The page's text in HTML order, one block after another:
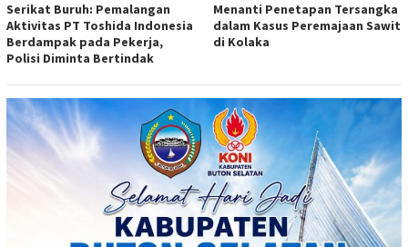
Serikat Buruh: Pemalangan
Aktivitas PT Toshida Indonesia
Berdampak pada Pekerja,
Polisi Diminta Bertindak
Menanti Penetapan Tersangka
dalam Kasus Peremajaan Sawit
di Kolaka